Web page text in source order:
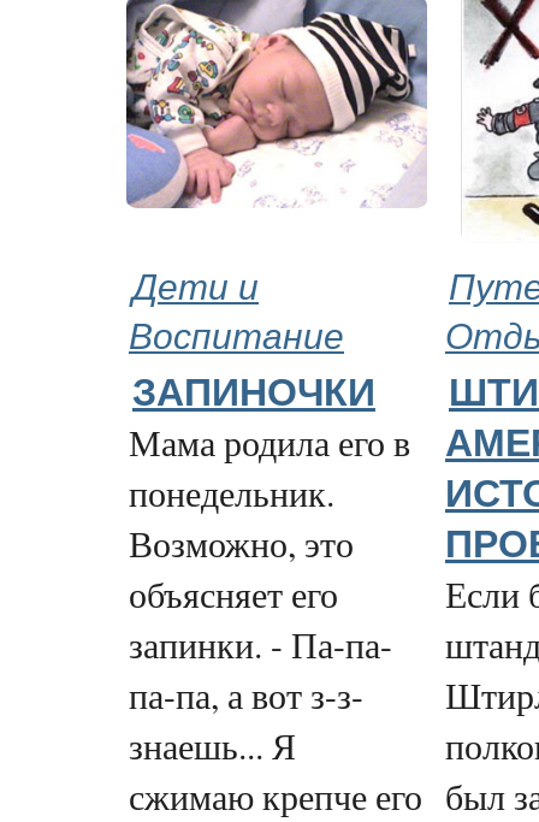
Дети и
Воспитание
ЗАПИНОЧКИ
Мама родила его в
понедельник.
Возможно, это
объясняет его
запинки. - Па-па-
па-па, а вот з-з-
знаешь... Я
сжимаю крепче его
Если
был